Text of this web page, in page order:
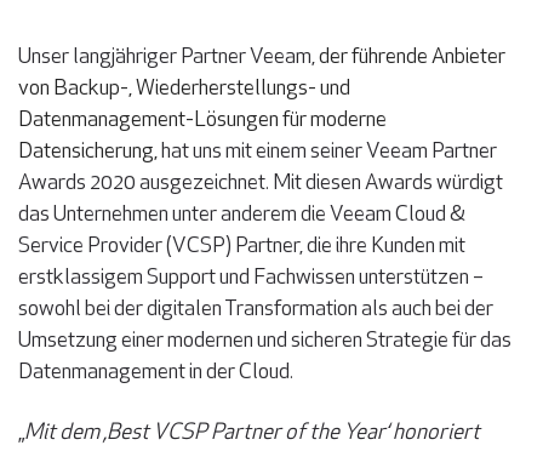
Unser langjähriger Partner Veeam,der führende Anbieter
von Backup-, Wiederherstellungs- und
Datenmanagement-Lösungen für moderne
Datensicherung,hat uns mit einem seiner Veeam Partner
Awards 2020 ausgezeichnet. Mit diesen Awards würdigt
das Unternehmen unter anderem die Veeam Cloud &
Service Provider (VCSP) Partner, die ihre Kunden mit
erstklassigem Support und Fachwissen unterstützen –
sowohl bei der digitalen Transformation als auch bei der
Umsetzung einer modernen und sicheren Strategie für das
Datenmanagement in der Cloud.
„Mit dem ‚Best VCSP Partner of the Year‘ honoriert